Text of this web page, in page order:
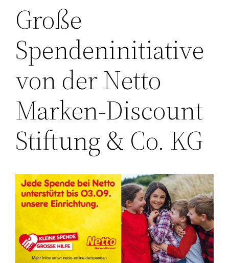
Große
Spendeninitiative
von der Netto
Marken-Discount
Stiftung & Co. KG